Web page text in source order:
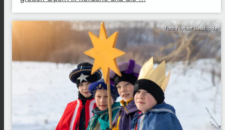
Foto: Norbert Staudt/pde